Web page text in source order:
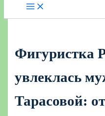
Фигуристка
увлеклась
Тарасовой: